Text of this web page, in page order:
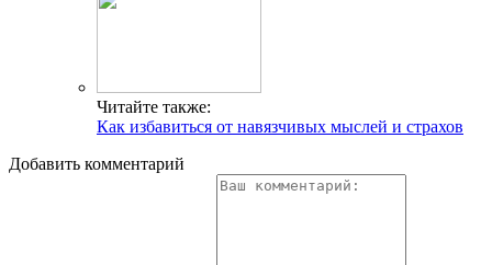
Читайте также:
Как избавиться от навязчивых мыслей и страхов
Добавить комментарий